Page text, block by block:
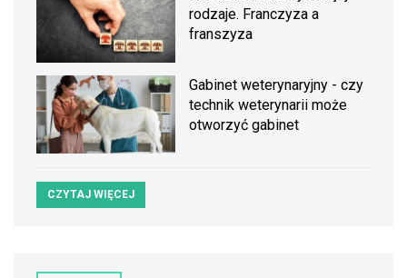
rodzaje. Franczyza a
franszyza
Gabinet weterynaryjny - czy
technik weterynarii może
otworzyć gabinet
CZYTAJ WIĘCEJ